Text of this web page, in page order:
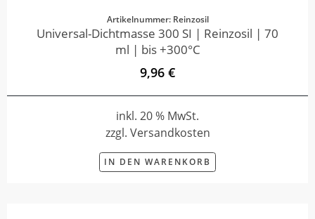
Artikelnummer: Reinzosil
Universal-Dichtmasse 300 SI | Reinzosil | 70
ml | bis +300°C
9,96 €
inkl. 20 % MwSt.
zzgl. Versandkosten
IN DEN WARENKORB